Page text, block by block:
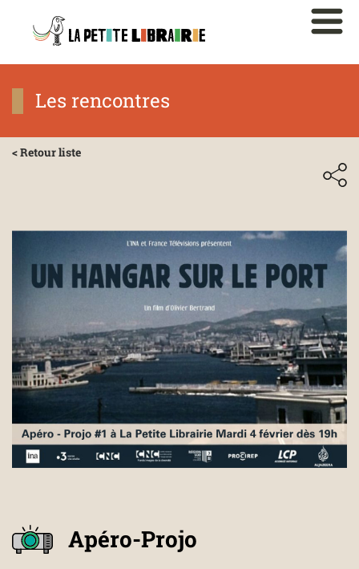
Les rencontres
< Retour liste
Apéro-Projo